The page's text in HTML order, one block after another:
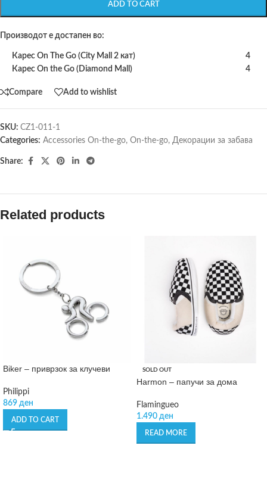
ADD TO CART
Производот е достапен во:
Карес On The Go (City Mall 2 кат)
4
Карес On the Go (Diamond Mall)
4
Compare Add to wishlist
SKU: CZ1-011-1
Categories: Accessories On-the-go, On-the-go, Декорации за забава
Share:
Related products
Biker – приврзок за клучеви
Philippi
869 ден
ADD TO CART
SOLD OUT
Harmon – папучи за дома
Flamingueo
1.490 ден
READ MORE